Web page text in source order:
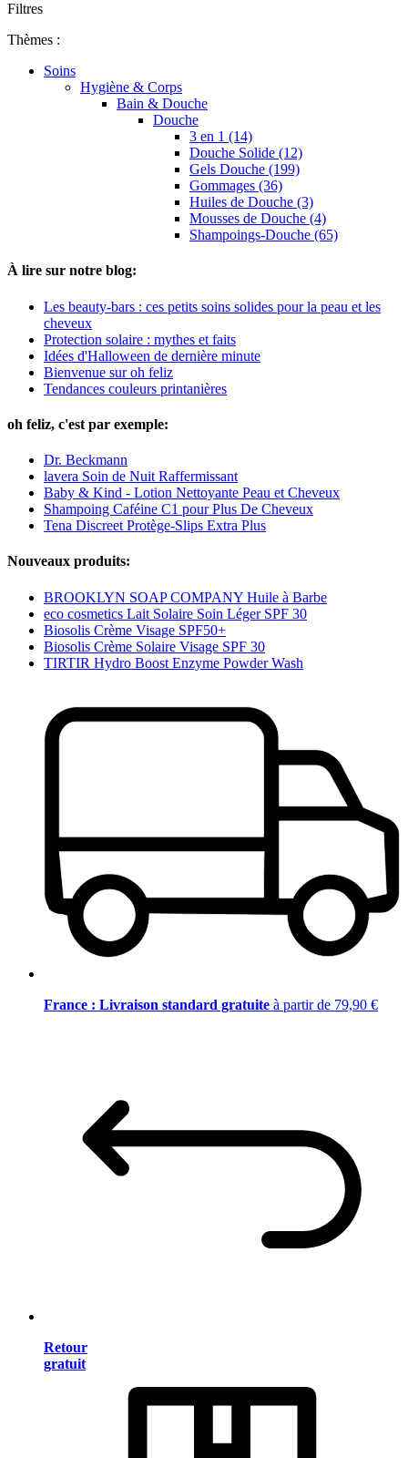
Filtres
Thèmes :
Soins
Hygiène & Corps
Bain & Douche
Douche
3 en 1 (14)
Douche Solide (12)
Gels Douche (199)
Gommages (36)
Huiles de Douche (3)
Mousses de Douche (4)
Shampoings-Douche (65)
À lire sur notre blog:
Les beauty-bars : ces petits soins solides pour la peau et les
cheveux
Protection solaire : mythes et faits
Idées d'Halloween de dernière minute
Bienvenue sur oh feliz
Tendances couleurs printanières
oh feliz, c'est par exemple:
Dr. Beckmann
lavera Soin de Nuit Raffermissant
Baby & Kind - Lotion Nettoyante Peau et Cheveux
Shampoing Caféine C1 pour Plus De Cheveux
Tena Discreet Protège-Slips Extra Plus
Nouveaux produits:
BROOKLYN SOAP COMPANY Huile à Barbe
eco cosmetics Lait Solaire Soin Léger SPF 30
Biosolis Crème Visage SPF50+
Biosolis Crème Solaire Visage SPF 30
TIRTIR Hydro Boost Enzyme Powder Wash
France : Livraison standard gratuite à partir de 79,90 €
Retour
gratuit